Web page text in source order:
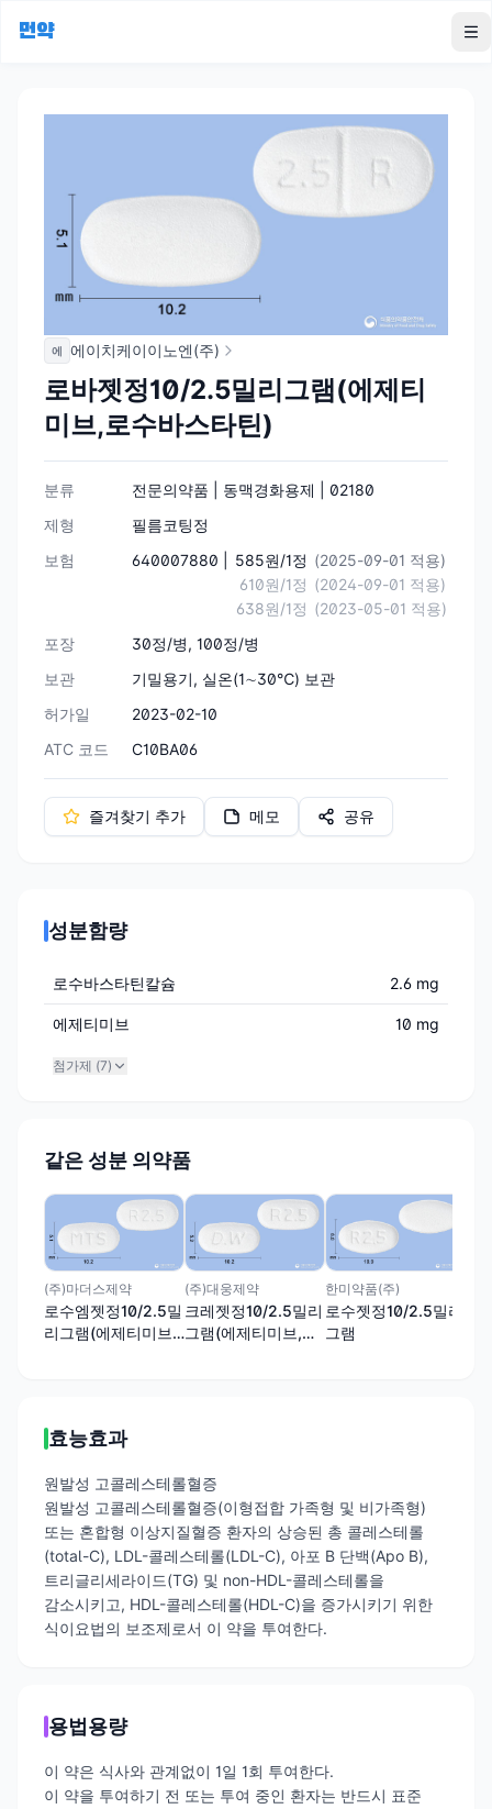
먼약
에 에이치케이이노엔(주)
로바젯정10/2.5밀리그램(에제티
미브,로수바스타틴)
분류
전문의약품 | 동맥경화용제 | 02180
제형
필름코팅정
보험
640007880 | 585원/1정 (2025-09-01 적용)
610원/1정 (2024-09-01 적용)
638원/1정 (2023-05-01 적용)
포장
30정/병, 100정/병
보관
기밀용기, 실온(1∼30℃) 보관
허가일
2023-02-10
ATC 코드
C10BA06
즐겨찾기 추가 메모 공유
성분함량
로수바스타틴칼슘 2.6 mg
에제티미브 10 mg
첨가제 (7)
같은 성분 의약품
(주)마더스제약
로수엠젯정10/2.5밀
리그램(에제티미브,
(주)대웅제약
크레젯정10/2.5밀리
그램(에제티미브,로
한미약품(주)
로수젯정10/2.5밀리
그램
효능효과
원발성 고콜레스테롤혈증
원발성 고콜레스테롤혈증(이형접합 가족형 및 비가족형)
또는 혼합형 이상지질혈증 환자의 상승된 총 콜레스테롤
(total-C), LDL-콜레스테롤(LDL-C), 아포 B 단백(Apo B),
트리글리세라이드(TG) 및 non-HDL-콜레스테롤을
감소시키고, HDL-콜레스테롤(HDL-C)을 증가시키기 위한
식이요법의 보조제로서 이 약을 투여한다.
용법용량
이 약은 식사와 관계없이 1일 1회 투여한다.
이 약을 투여하기 전 또는 투여 중인 환자는 반드시 표준